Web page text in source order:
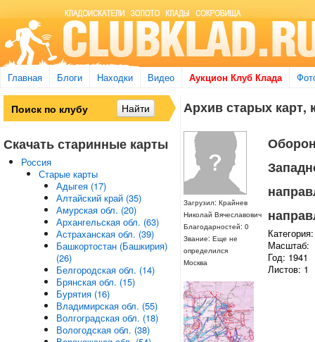
Главная Блоги Находки Видео Аукцион Клуб Клада
Архив старых карт,
Загрузил: Крайнев
Николай Вячеславович
Благодарностей: 0
Звание: Еще не
определился
Москва
Масштаб:
Год: 1941
Листов: 1
Скачать старинные карты
Россия
Старые карты
Адыгея (17)
Алтайский край (35)
Амурская обл. (20)
Архангельская обл. (63)
Астраханская обл. (39)
Башкортостан (Башкирия)
(26)
Белгородская обл. (14)
Брянская обл. (15)
Бурятия (16)
Владимирская обл. (55)
Волгоградская обл. (18)
Вологодская обл. (38)